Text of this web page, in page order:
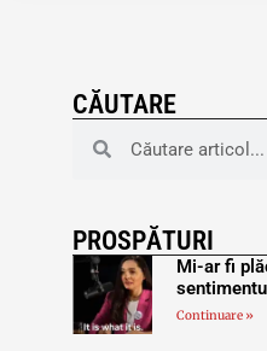
CĂUTARE
PROSPĂTURI
Mi-ar fi
Continuare »